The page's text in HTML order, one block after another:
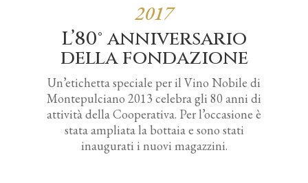
2017
L’80° anniversario
della fondazione
Un’etichetta speciale per il Vino Nobile di
Montepulciano 2013 celebra gli 80 anni di
attività della Cooperativa. Per l’occasione è
stata ampliata la bottaia e sono stati
inaugurati i nuovi magazzini.